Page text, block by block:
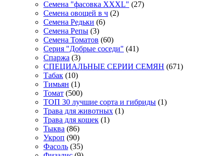
Семена "фасовка XXXL" (27)
Семена овощей в ч (2)
Семена Редьки (6)
Семена Репы (3)
Семена Томатов (60)
Серия "Добрые соседи" (41)
Спаржа (3)
СПЕЦИАЛЬНЫЕ СЕРИИ СЕМЯН (671)
Табак (10)
Тимьян (1)
Томат (500)
ТОП 30 лучшие сорта и гибриды (1)
Трава для животных (1)
Трава для кошек (1)
Тыква (86)
Укроп (90)
Фасоль (35)